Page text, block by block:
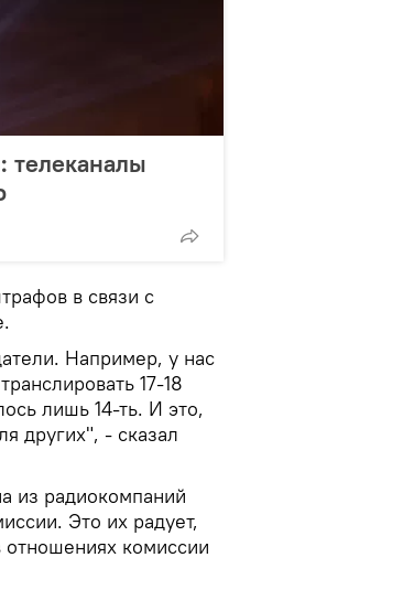
телеканалы
в связи с
Например, у нас
17-18
лишь 14-ть. И это,
других", - сказал
из радиокомпаний
Это их радует,
отношениях комиссии